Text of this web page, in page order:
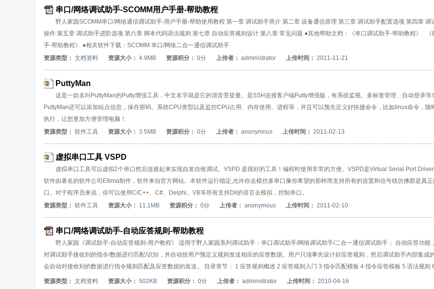
下载安装 https://code.visualstudio.com/●安装Remote-SSH（1）VSCode左侧边栏上
串口/网络调试助手-SCOMM用户手册-帮助教程
野人家园SCOMM串口/网络通信调试助手-用户手册-帮助使用教程 第一章 调试助手简介 第二章 设备通信原理 第三章 调试助手配置选项 第四章 调
操作 第五章 调试助手进阶选项 第六章 脚本代码语法规则 第七章 自动应答规则设计 第八章 常见问题 ●其他帮助文档：《串口调试助手-帮助教程》 《
手-帮助教程》 ●相关软件下载：SCOMM 串口/网络二合一通信调试助手
资源类型： 文档资料 资源大小： 4.9MB 资源积分： 0分 上传者： administrator 上传时间： 2011-11-21
PuttyMan
这是一款名叫PuttyMan的Putty增强工具，中文名字就是它的谐音菩提曼。是SSH连接客户端Putty增强版，有系统监视、多标签管理、自动登录等
PuttyMan还可以添加站点信息，保存密码、系统CPU类型以及监控CPU占用、内存使用、进程等，并且可以预先定义好快捷命令，比如linux命令，随
执行，让您更加方便管理电脑！
资源类型： 软件工具 资源大小： 3.5MB 资源积分： 0分 上传者： anonymous 上传时间： 2011-02-13
虚拟串口工具 VSPD
虚拟串口工具可以虚拟2个串口然后连接起来实现自发自收调试。VSPD 是很好的工具！编程时使用非常的方便。VSPD是Virtual Serial Port
软件由著名的软件公司Eltima制作，软件来自官方网站。本软件运行稳定,允许你去模仿多串口像你希望的那样而支持所有的设置和信号线仿佛那是真
口。对于程序员来说，你可以使用C/C++、C#、Delphi、VB等所有支持Dll的语言去模拟，控制串口。
资源类型： 软件工具 资源大小： 11.1MB 资源积分： 0分 上传者： anonymous 上传时间： 2011-02-10
串口/网络调试助手-自动应答规则-帮助教程
野人家园《调试助手-自动应答规则-用户教程》 适用于野人家园系列调试助手：串口调试助手/网络调试助手/二合一通信调试助手； 自动应答功能
对调试助手接收到的指令/数据进行匹配/识别，并自动按用户预定义规则发送相应的应答数据。用户只须事先设计好应答规则，然后调试助手内部集成
会自动对接收到的数据进行指令规则匹配及应答数据的发送。 目录章节： 1 应答规则概述 2 应答规则入门 3 指令匹配模板 4 指令应答模板 5 语法规则
函数详解 7 应答规则设计实例 ●在线帮助文档： 《野人家园-自动应答规则-在线文档》 ●其他帮助文档：《串口调试助手-帮助教程》 《网络调试助手-
资源类型： 文档资料 资源大小： 502KB 资源积分： 0分 上传者： administrator 上传时间： 2010-04-16